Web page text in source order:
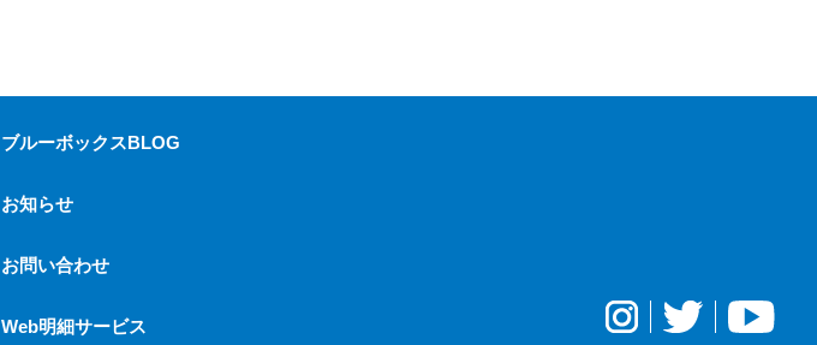
ブルーボックスBLOG
お知らせ
お問い合わせ
Web明細サービス